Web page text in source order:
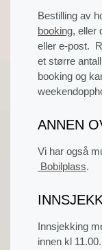
Bestilling av
booking, eller
eller e-post.
et større
booking og
ANNEN
Vi har også
Bobilplass.
Innsjekking
innen kl